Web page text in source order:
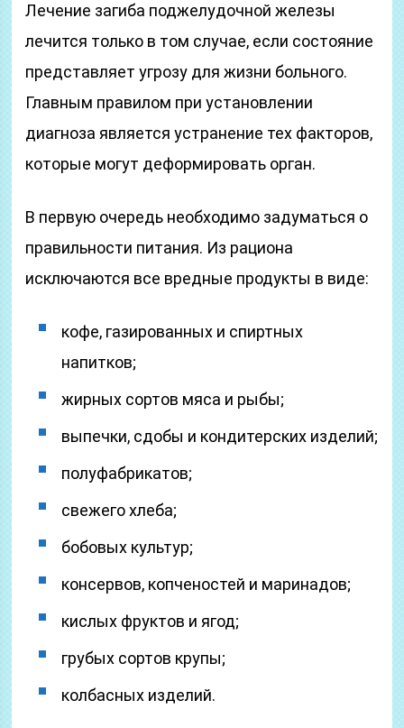
Лечение загиба поджелудочной железы
лечится только в том случае, если состояние
представляет угрозу для жизни больного.
Главным правилом при установлении
диагноза является устранение тех факторов,
которые могут деформировать орган.
В первую очередь необходимо задуматься о
правильности питания. Из рациона
исключаются все вредные продукты в виде:
кофе, газированных и спиртных
напитков;
жирных сортов мяса и рыбы;
выпечки, сдобы и кондитерских изделий;
полуфабрикатов;
свежего хлеба;
бобовых культур;
консервов, копченостей и маринадов;
кислых фруктов и ягод;
грубых сортов крупы;
колбасных изделий.